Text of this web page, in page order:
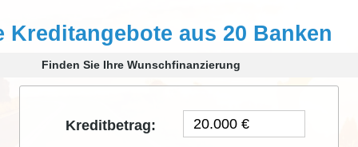
Kreditangebote aus 20 Banken
Finden Sie Ihre Wunschfinanzierung
Kreditbetrag: